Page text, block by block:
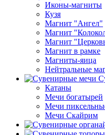
Иконы-магниты
Кузя
Магнит "Ангел"
Магнит
Магнит
Магнит в рамке
Магниты-яица
Нейтральные
Катаны
Мечи богатырей
Мечи
Мечи Скайрим